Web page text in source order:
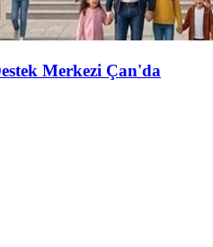
Merkezi Çan'da